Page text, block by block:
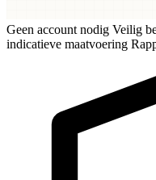
Geen account nodig Veilig
indicatieve maatvoering